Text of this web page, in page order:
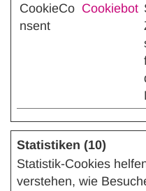
CookieCo
nsent
Cookiebot
Statistiken (10)
Statistik-Cookies
verstehen, wie